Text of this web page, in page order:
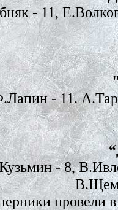
- 11,
- 11.
- 8,
провели